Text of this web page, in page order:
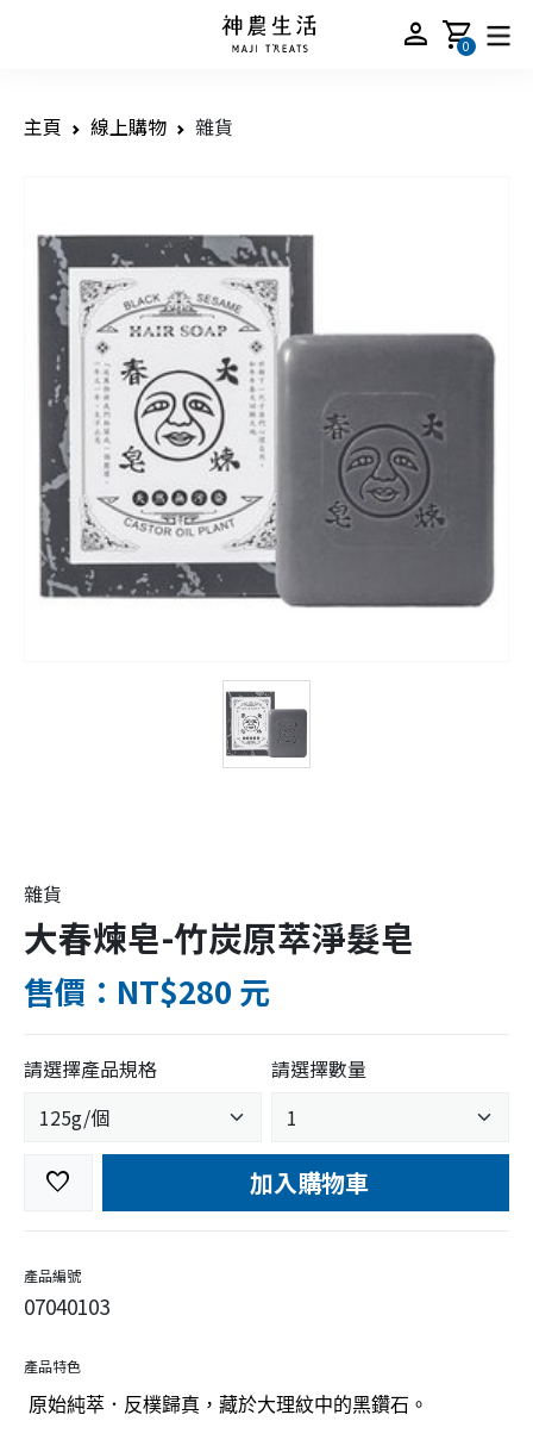
person shopping_cart
0
主頁 線上購物 雜貨
雜貨
大春煉皂-竹炭原萃淨髮皂
售價：NT$280 元
請選擇產品規格 請選擇數量
favorite 加入購物車
產品編號
07040103
產品特色
原始純萃．反樸歸真，藏於大理紋中的黑鑽石。